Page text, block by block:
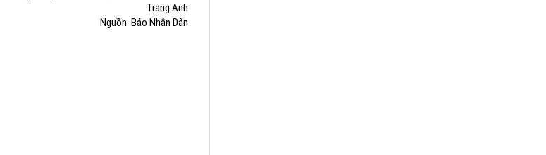
Trang Anh
Nguồn: Báo Nhân Dân